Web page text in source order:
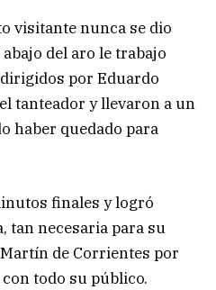
visitante nunca se dio
del aro le trabajo
por Eduardo
tanteador y llevaron a un
haber quedado para
finales y logró
tan necesaria para su
de Corrientes por
todo su público.